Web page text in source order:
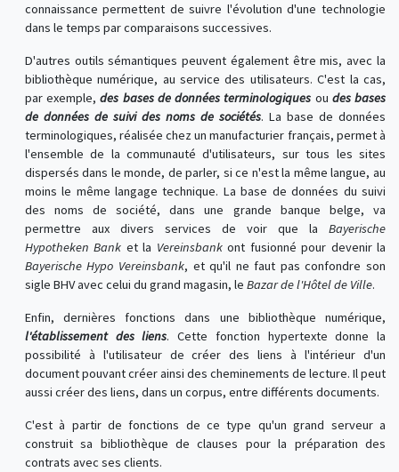
connaissance permettent de suivre l'évolution d'une technologie
dans le temps par comparaisons successives.
D'autres outils sémantiques peuvent également être mis, avec la
bibliothèque numérique, au service des utilisateurs. C'est la cas,
par exemple,des bases de données terminologiques ou des bases
de données de suivi des noms de sociétés. La base de données
terminologiques, réalisée chez un manufacturier français, permet à
l'ensemble de la communauté d'utilisateurs, sur tous les sites
dispersés dans le monde, de parler, si ce n'est la même langue, au
moins le même langage technique. La base de données du suivi
des noms de société, dans une grande banque belge, va
permettre aux divers services de voir que la Bayerische
Hypotheken Bank et la Vereinsbankont fusionné pour devenir la
Bayerische Hypo Vereinsbank, et qu'il ne faut pas confondre son
sigle BHV avec celui du grand magasin, le Bazar de l'Hôtel de Ville.
Enfin, dernières fonctions dans une bibliothèque numérique,
l'établissement des liens. Cette fonction hypertexte donne la
possibilité à l'utilisateur de créer des liens à l'intérieur d'un
document pouvant créer ainsi des cheminements de lecture. Il peut
aussi créer des liens, dans un corpus, entre différents documents.
C'est à partir de fonctions de ce type qu'un grand serveur a
construit sa bibliothèque de clauses pour la préparation des
contrats avec ses clients.